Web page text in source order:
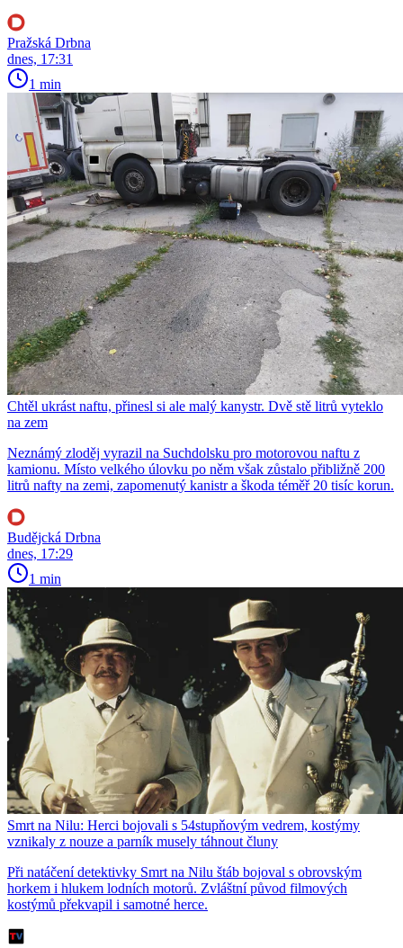
Pražská Drbna
dnes, 17:31
1 min
Chtěl ukrást naftu, přinesl si ale malý kanystr. Dvě stě litrů vyteklo
na zem
Neznámý zloděj vyrazil na Suchdolsku pro motorovou naftu z
kamionu. Místo velkého úlovku po něm však zůstalo přibližně 200
litrů nafty na zemi, zapomenutý kanistr a škoda téměř 20 tisíc korun.
Budějcká Drbna
dnes, 17:29
1 min
Smrt na Nilu: Herci bojovali s 54stupňovým vedrem, kostýmy
vznikaly z nouze a parník musely táhnout čluny
Při natáčení detektivky Smrt na Nilu štáb bojoval s obrovským
horkem i hlukem lodních motorů. Zvláštní původ filmových
kostýmů překvapil i samotné herce.